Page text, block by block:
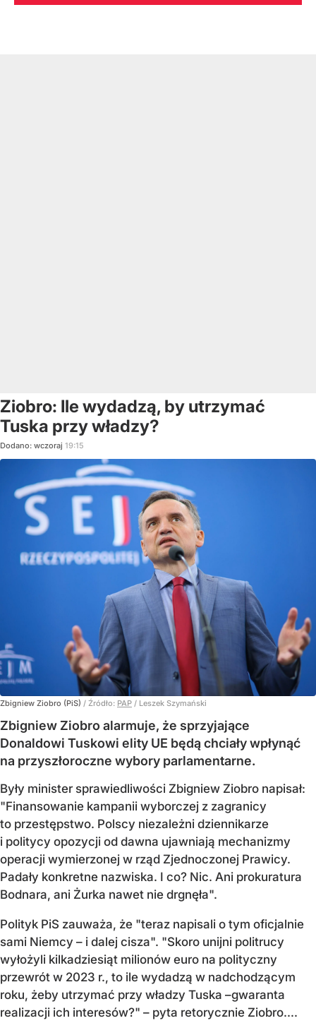
Ziobro: Ile wydadzą, by utrzymać
Tuska przy władzy?
Dodano: wczoraj 19:15
Zbigniew Ziobro (PiS) / Źródło: PAP / Leszek Szymański
Zbigniew Ziobro alarmuje, że sprzyjające
Donaldowi Tuskowi elity UE będą chciały wpłynąć
na przyszłoroczne wybory parlamentarne.
Były minister sprawiedliwości Zbigniew Ziobro napisał:
"Finansowanie kampanii wyborczej z zagranicy
to przestępstwo. Polscy niezależni dziennikarze
i politycy opozycji od dawna ujawniają mechanizmy
operacji wymierzonej w rząd Zjednoczonej Prawicy.
Padały konkretne nazwiska. I co? Nic. Ani prokuratura
Bodnara, ani Żurka nawet nie drgnęła".
Polityk PiS zauważa, że "teraz napisali o tym oficjalnie
sami Niemcy – i dalej cisza". "Skoro unijni politrucy
wyłożyli kilkadziesiąt milionów euro na polityczny
przewrót w 2023 r., to ile wydadzą w nadchodzącym
roku, żeby utrzymać przy władzy Tuska –gwaranta
realizacji ich interesów?" – pyta retorycznie Ziobro....